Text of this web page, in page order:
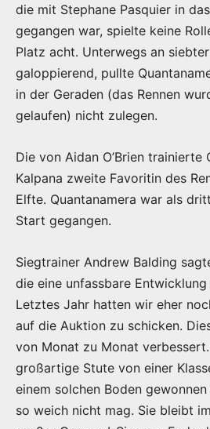
die mit Stephane Pasquier in
gegangen war, spielte keine
Platz acht. Unterwegs an
galoppierend, pullte
in der Geraden (das Rennen
gelaufen) nicht zulegen.
Die von Aidan O’Brien trainierte
Kalpana zweite Favoritin des
Elfte. Quantanamera war als
Start gegangen.
Siegtrainer Andrew Balding
die eine unfassbare
Letztes Jahr hatten wir eher
auf die Auktion zu schicken.
von Monat zu Monat
großartige Stute von einer
einem solchen Boden
so weich nicht mag. Sie bleibt